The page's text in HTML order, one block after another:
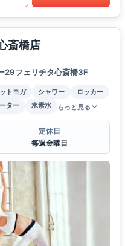
斎橋店
29フェリチタ心斎橋3F
トヨガ シャワー
ロッカー
ター 水素水 もっと見る
定休日
毎週金曜日